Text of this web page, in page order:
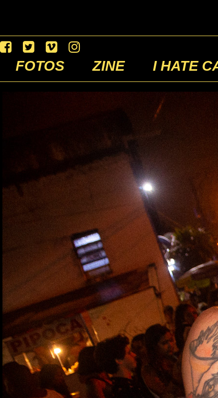
FOTOS ZINE I HATE